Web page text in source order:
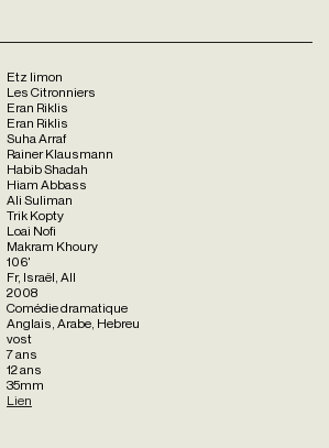
Etz limon
Les Citronniers
Eran Riklis
Eran Riklis
Suha Arraf
Rainer Klausmann
Habib Shadah
Hiam Abbass
Ali Suliman
Trik Kopty
Loai Nofi
Makram Khoury
106'
Fr, Israël, All
2008
Comédie dramatique
Anglais, Arabe, Hebreu
vost
7 ans
12 ans
35mm
Lien